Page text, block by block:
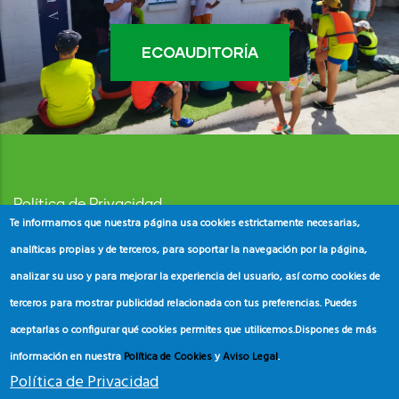
ECOAUDITORÍA
Política de Privacidad
Aviso Legal
Política de Cookies
Te informamos que nuestra página usa cookies estrictamente necesarias,
analíticas propias y de terceros, para soportar la navegación por la página,
analizar su uso y para mejorar la experiencia del usuario, así como cookies de
terceros para mostrar publicidad relacionada con tus preferencias. Puedes
aceptarlas o configurar qué cookies permites que utilicemos.Dispones de más
información en nuestra Política de CookiesyAviso Legal.
Política de Privacidad